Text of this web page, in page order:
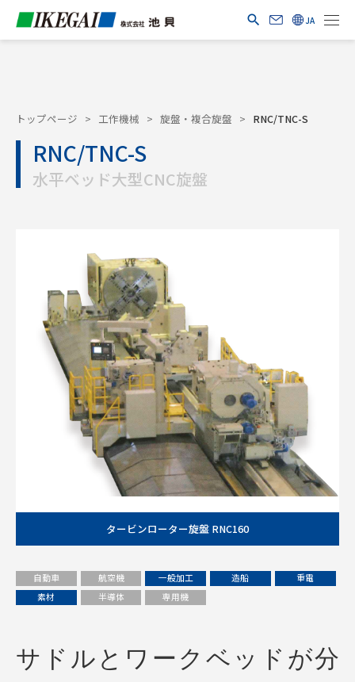
search
トップページ > 工作機械 > 旋盤・複合旋盤 > RNC/TNC-S
RNC/TNC-S
水平ベッド大型CNC旋盤
タービンローター旋盤 RNC160
自動車 航空機 一般加工 造船
重電
素材
半導体 専用機
サドルとワークベッドが分